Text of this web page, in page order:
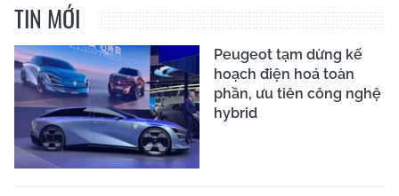
TIN MỚI
Peugeot tạm dừng kế
hoạch điện hoá toàn
phần, ưu tiên công nghệ
hybrid